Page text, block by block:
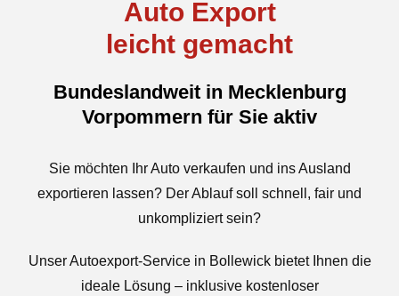
Auto Export
leicht gemacht
Bundeslandweit in Mecklenburg
Vorpommern für Sie aktiv
Sie möchten Ihr Auto verkaufen und ins Ausland
exportieren lassen? Der Ablauf soll schnell, fair und
unkompliziert sein?
Unser Autoexport-Service in Bollewick bietet Ihnen die
ideale Lösung – inklusive kostenloser